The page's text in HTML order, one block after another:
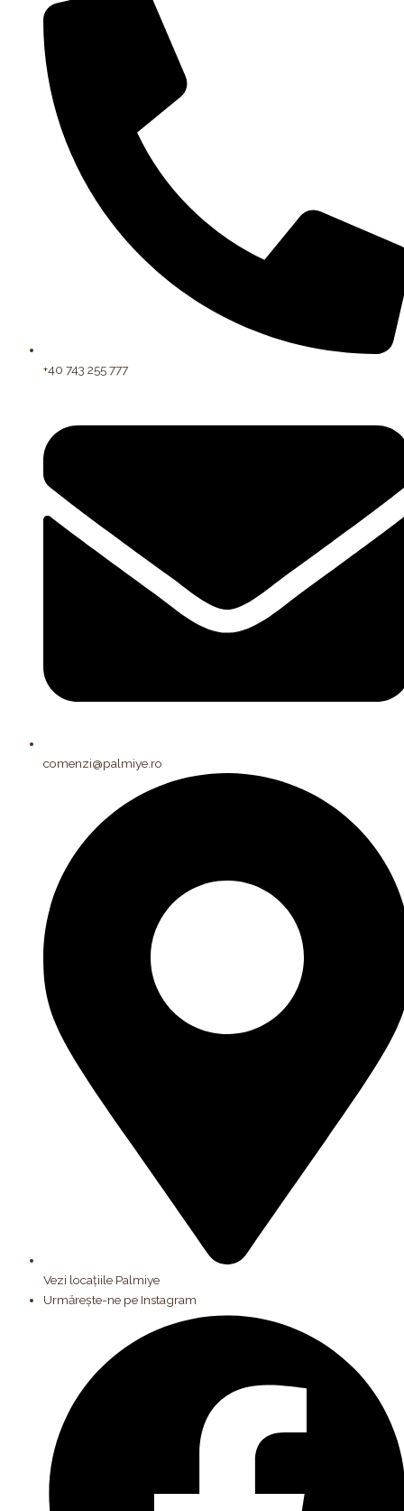
+40 743 255 777
comenzi@palmiye.ro
Vezi locațiile Palmiye
Urmărește-ne pe Instagram